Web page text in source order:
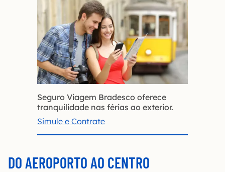
Seguro Viagem Bradesco oferece
tranquilidade nas férias ao exterior.
Simule e Contrate
DO AEROPORTO AO CENTRO